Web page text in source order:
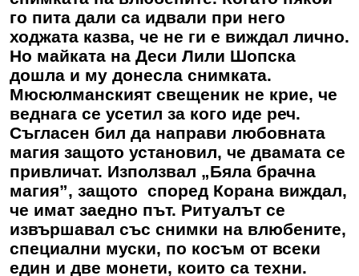
го пита дали са идвали при него
ходжата казва, че не ги е виждал лично.
Но майката на Деси Лили Шопска
дошла и му донесла снимката.
Мюсюлманският свещеник не крие, че
веднага се усетил за кого иде реч.
Съгласен бил да направи любовната
магия защото установил, че двамата се
привличат. Използвал „Бяла брачна
магия”, защото според Корана виждал,
че имат заедно път. Ритуалът се
извършавал със снимки на влюбените,
специални муски, по косъм от всеки
един и две монети, които са техни.